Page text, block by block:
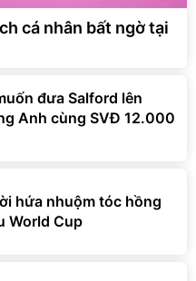
cá nhân bất ngờ tại
đưa Salford lên
Anh cùng SVĐ 12.000
hứa nhuộm tóc hồng
World Cup